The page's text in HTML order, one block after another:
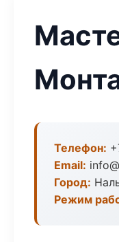
Телефон:
Email:
Город:
Режим